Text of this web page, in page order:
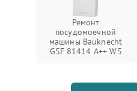
Ремонт
посудомоечной
машины Bauknecht
GSF 81414 A++ WS